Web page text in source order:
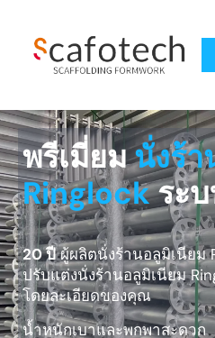
พรีเมี่ยมนั่งร้า
Ringlockระ
20 ปีผู้ผลิตนั่งร้านอลูมิเนียม
ปรับแต่งนั่งร้านอลูมิเนียม
โดยละเอียดของคุณ
น้ำหนักเบาและพกพาสะดวก